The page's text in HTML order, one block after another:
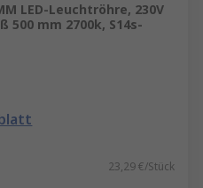
LED-Leuchtröhre, 230V
500 mm 2700k, S14s-
23,29 €/Stück